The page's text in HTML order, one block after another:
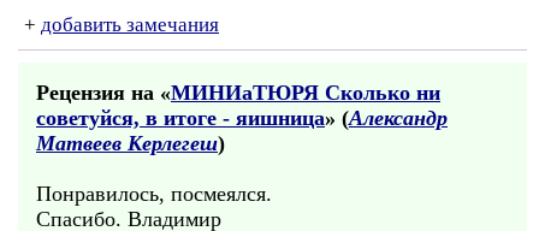
+ добавить замечания
Рецензия на «МИНИаТЮРЯ Сколько ни
советуйся, в итоге - яишница» (Александр
Матвеев Керлегеш)
Понравилось, посмеялся.
Спасибо. Владимир